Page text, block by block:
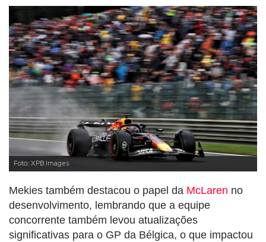
Foto: XPB Images
Mekies também destacou o papel da McLaren no
desenvolvimento, lembrando que a equipe
concorrente também levou atualizações
significativas para o GP da Bélgica, o que impactou